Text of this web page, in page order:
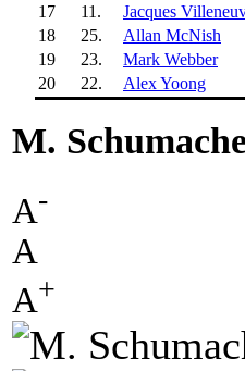
17
11. Jacques
18
25. Allan McNish
19
23. Mark Webber
20
22. Alex Yoong
M.
A-
A
A+